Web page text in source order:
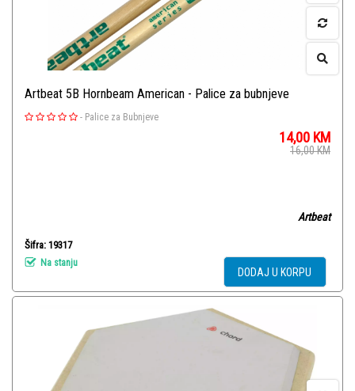
Artbeat 5B Hornbeam American - Palice za bubnjeve
- Palice za Bubnjeve
14,00 KM
16,00KM
Artbeat
Šifra: 19317
Na stanju
DODAJ U KORPU